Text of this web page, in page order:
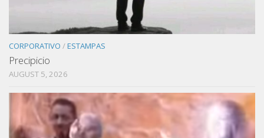
CORPORATIVO /ESTAMPAS
Precipicio
AUGUST 5, 2026